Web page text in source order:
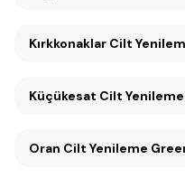
Kırkkonaklar Cilt
Küçükesat Cilt
Oran Cilt Yenileme